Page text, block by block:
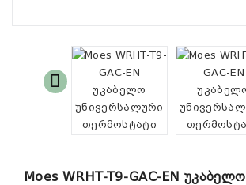
Moes WRHT-T9-GAC-EN Უკაბელო